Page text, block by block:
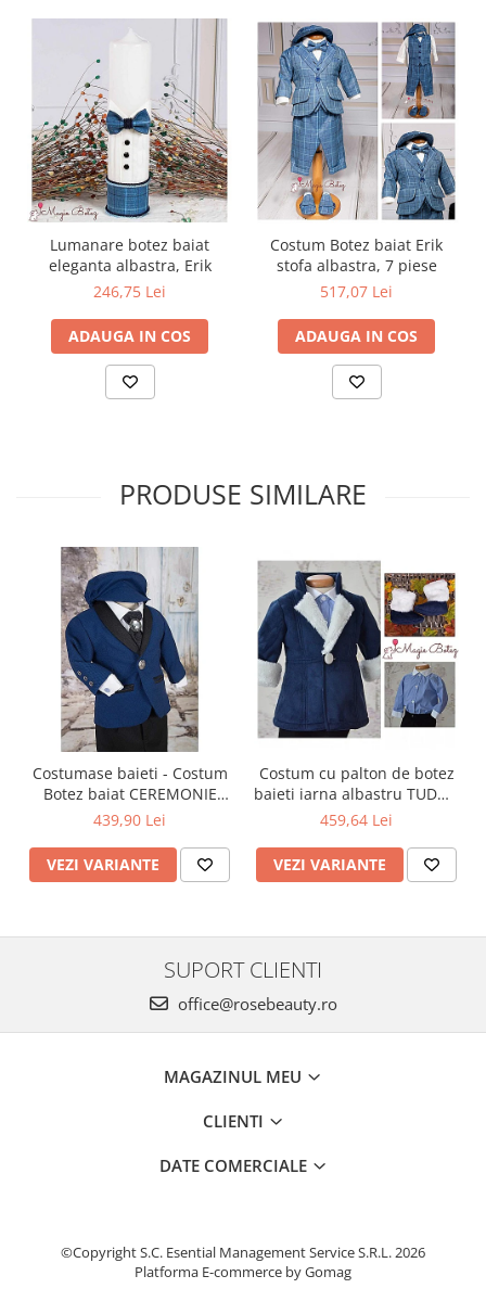
Lumanare botez baiat
eleganta albastra, Erik
246,75 Lei
ADAUGA IN COS
Costum Botez baiat Erik
stofa albastra, 7 piese
517,07 Lei
ADAUGA IN COS
PRODUSE SIMILARE
Costumase baieti - Costum
Botez baiat CEREMONIE
stofa albastra, 6 piese
439,90 Lei
VEZI VARIANTE
Costum cu palton de botez
baieti iarna albastru TUDOR
cu cojocel 4 piese
459,64 Lei
VEZI VARIANTE
SUPORT CLIENTI
office@rosebeauty.ro
MAGAZINUL MEU
CLIENTI
DATE COMERCIALE
©Copyright S.C. Esential Management Service S.R.L. 2026
Platforma E-commerce by Gomag